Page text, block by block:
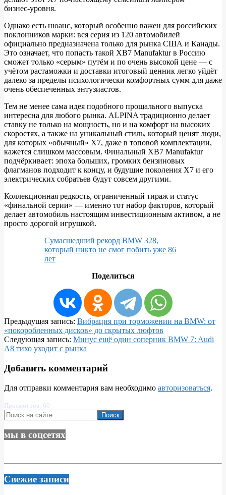
бизнес‑уровня.
Однако есть нюанс, который особенно важен для российских
поклонников марки: вся серия из 120 автомобилей
официально предназначена только для рынка США и Канады.
Это означает, что попасть такой XB7 Manufaktur в Россию
сможет только «серым» путём и по очень высокой цене — с
учётом растаможки и доставки итоговый ценник легко уйдёт
далеко за пределы психологически комфортных сумм для даже
очень обеспеченных энтузиастов.
Тем не менее сама идея подобного прощального выпуска
интересна для любого рынка. ALPINA традиционно делает
ставку не только на мощность, но и на комфорт на высоких
скоростях, а также на уникальный стиль, который ценят люди,
для которых «обычный» X7, даже в топовой комплектации,
кажется слишком массовым. Финальный XB7 Manufaktur
подчёркивает: эпоха больших, громких бензиновых
флагманов подходит к концу, и будущие поколения X7 и его
электрических собратьев будут совсем другими.
Коллекционная редкость, ограниченный тираж и статус
«финальной серии» — именно тот набор факторов, который
делает автомобиль настоящим инвестиционным активом, а не
просто дорогой игрушкой.
Сумасшедший рекорд BMW 328,
который никто не смог побить уже 86
лет
Поделиться
2026-
03-
10
Предыдущая запись: Вибрация при торможении на BMW: от
«покоробленных дисков» до скрытых люфтов
Следующая запись: Минус ещё один соперник BMW 7: Audi
A8 тихо уходит с рынка
Добавить комментарий
Для отправки комментария вам необходимо авторизоваться.
Просмотров: 60
Поиск
мы в соцсетях
Свежие записи